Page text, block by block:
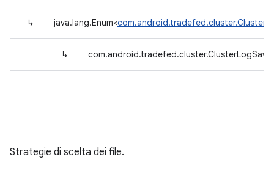
↳ java.lang.Enum<
↳
Strategie di scelta dei file.